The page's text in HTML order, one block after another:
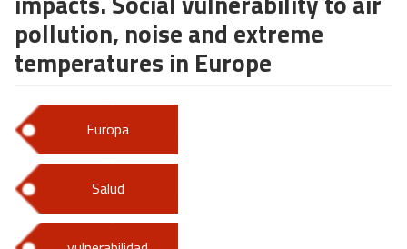
pollution, noise and extreme
temperatures in Europe
Europa
Salud